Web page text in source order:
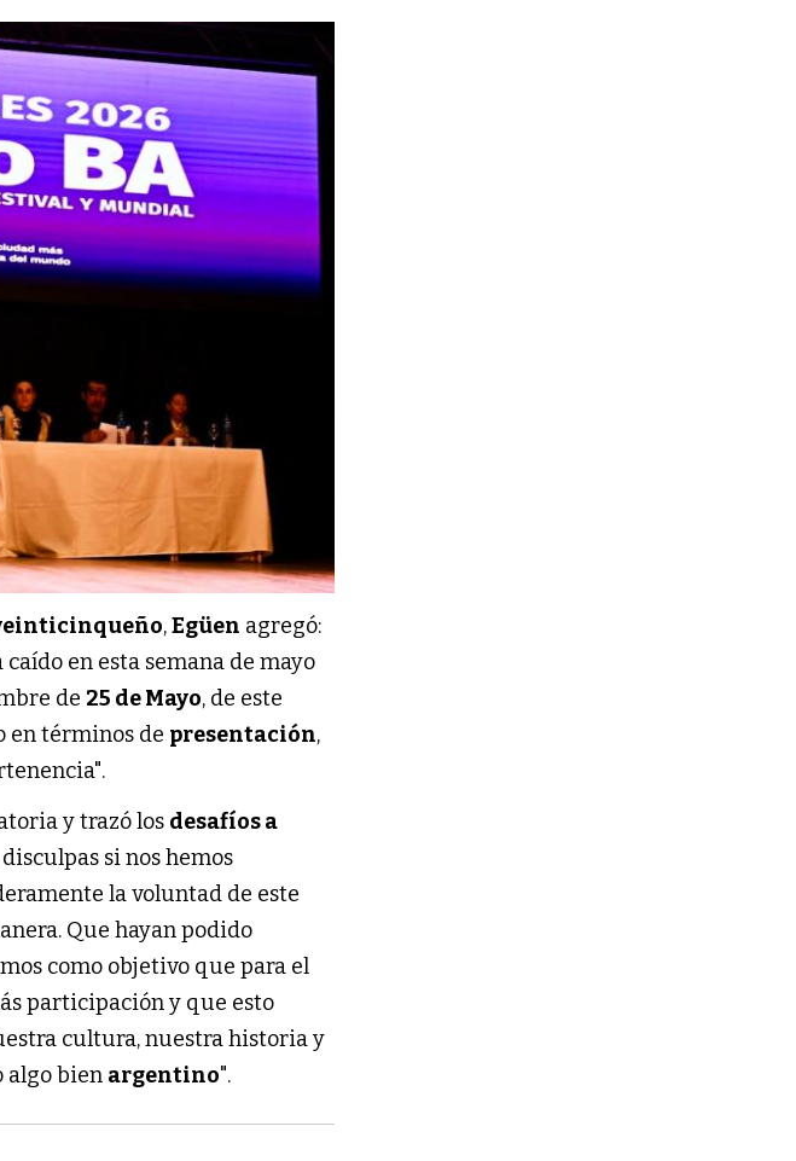
,Egüen agregó:
en esta semana de mayo
de 25 de Mayo, de este
en términos de presentación,
y trazó los desafíos a
si nos hemos
la voluntad de este
Que hayan podido
como objetivo que para el
participación y que esto
cultura, nuestra historia y
algo bien argentino".